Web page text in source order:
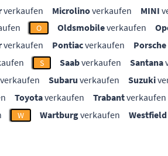
verkaufen Microlinoverkaufen MINI
O Oldsmobileverkaufen
verkaufen Pontiacverkaufen Porsche
S Saabverkaufen Santana
verkaufen Subaru verkaufen Suzuki
Toyotaverkaufen Trabantverkaufen
W Wartburgverkaufen Westfield